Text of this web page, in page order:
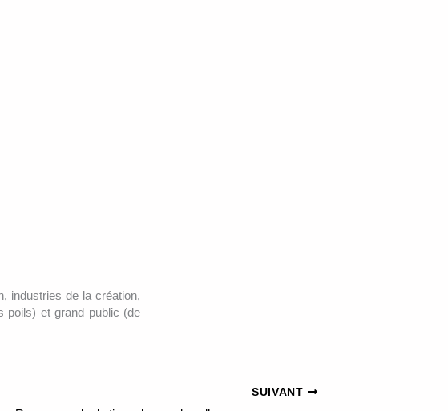
industries de la création,
poils) et grand public (de
SUIVANT